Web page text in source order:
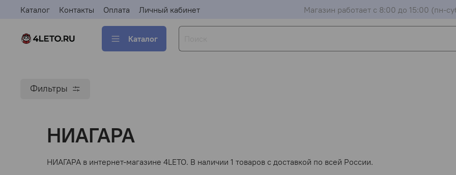
Каталог Контакты Оплата Личный кабинет Магазин работает с 8:00 до 15:00 (пн-
Каталог
Фильтры
НИАГАРА
НИАГАРА в интернет-магазине 4LETO. В наличии 1 товаров с доставкой по всей России.